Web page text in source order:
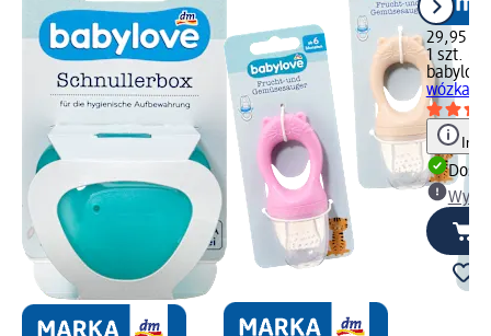
29,95 zł
1 szt.
babylove
wózka,